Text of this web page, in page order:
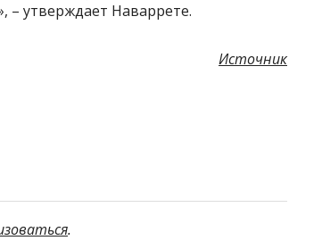
утверждает Наваррете.
Источник
.